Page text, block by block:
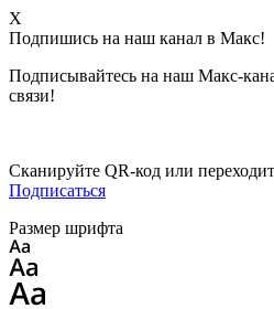
X
Подпишись на наш канал в Макс!
Подписывайтесь на наш Макс-
связи!
Сканируйте QR-код или
Подписаться
Размер шрифта